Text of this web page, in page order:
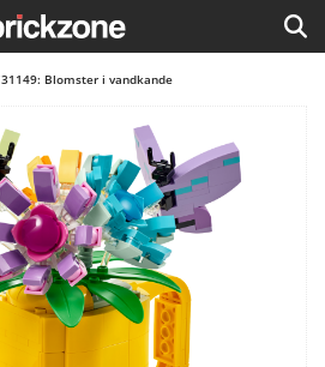
31149: Blomster i vandkande